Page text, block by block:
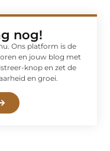
nog!
Ons platform is de
en jouw blog met
knop en zet de
en groei.